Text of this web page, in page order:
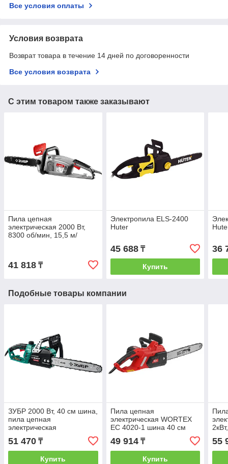
Все условия оплаты
Условия возврата
Возврат товара в течение 14 дней по договоренности
Все условия возврата
С этим товаром также заказывают
Пила цепная
электрическая 2000 Вт,
8300 об/мин, 15,5 м/
41 818 ₸
Электропила ELS-2400
Huter
45 688₸
Купить
36
Подобные товары компании
ЗУБР 2000 Вт, 40 см шина,
пила цепная
электрическая
51 470 ₸
Купить
Пила цепная
электрическая WORTEX
EC 4020-1 шина 40 см
2000 Вт, 13 м/с, 40.5 см,
3/8",
49 914₸
Купить
55